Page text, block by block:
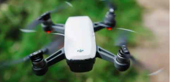
วิธีบังคับโดรนพ่นยาเกษตร: คู่มือ
ฉบับสมบูรณ์สำหรับมือใหม่ 2026